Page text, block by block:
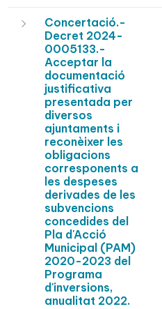
Concertació.-
Decret 2024-
0005133.-
Acceptar la
documentació
justificativa
presentada per
diversos
ajuntaments i
reconèixer les
obligacions
corresponents a
les despeses
derivades de les
subvencions
concedides del
Pla d'Acció
Municipal (PAM)
2020-2023 del
Programa
d'inversions,
anualitat 2022.